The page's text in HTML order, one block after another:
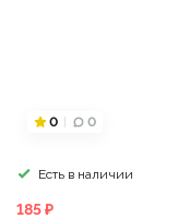
0 0
Есть в наличии
185 ₽